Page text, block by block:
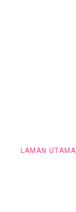
LAMAN UTAMA